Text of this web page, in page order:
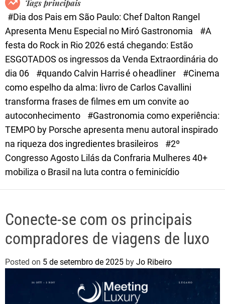
e
Tags principais
#Dia dos Pais em São Paulo: Chef Dalton Rangel
Apresenta Menu Especial no Miró Gastronomia
#A
festa do Rock in Rio 2026 está chegando: Estão
ESGOTADOS os ingressos da Venda Extraordinária do
dia 06
#quando Calvin Harris é o headliner
#Cinema
como espelho da alma: livro de Carlos Cavallini
transforma frases de filmes em um convite ao
autoconhecimento
#Gastronomia como experiência:
TEMPO by Porsche apresenta menu autoral inspirado
na riqueza dos ingredientes brasileiros
#2º
Congresso Agosto Lilás da Confraria Mulheres 40+
mobiliza o Brasil na luta contra o feminicídio
Conecte-se com os principais
compradores de viagens de luxo
Posted on 5 de setembro de 2025 by Jo Ribeiro